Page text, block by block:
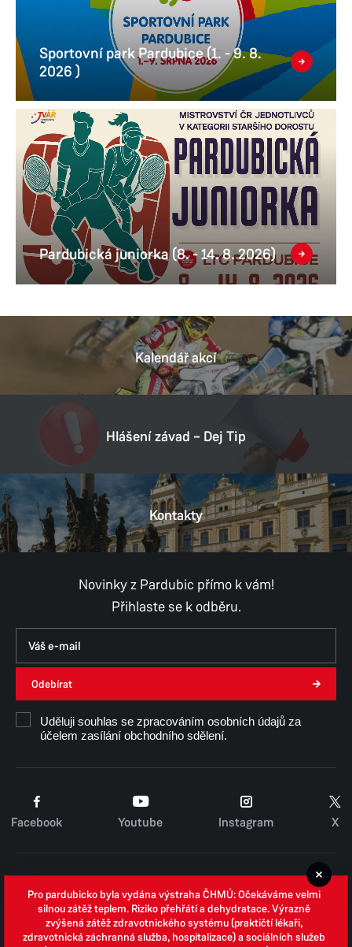
Sportovní park Pardubice (1. - 9. 8.
2026 )
Pardubická juniorka (8. - 14. 8. 2026)
Kalendář akcí
Hlášení závad – Dej Tip
Kontakty
Novinky z Pardubic přímo k vám!
Přihlaste se k odběru.
Odebírat
Uděluji souhlas se zpracováním osobních údajů za
účelem zasílání obchodního sdělení.
Facebook Youtube Instagram X
Zpracování osobních údajů
Whistleblowing
Pro pardubicko byla vydána výstraha ČHMÚ: Očekáváme velmi
silnou zátěž teplem. Riziko přehřátí a dehydratace. Výrazně
zvýšená zátěž zdravotnického systému (praktičtí lékaři,
zdravotnická záchranná služba, hospitalizace) a sociálních služeb